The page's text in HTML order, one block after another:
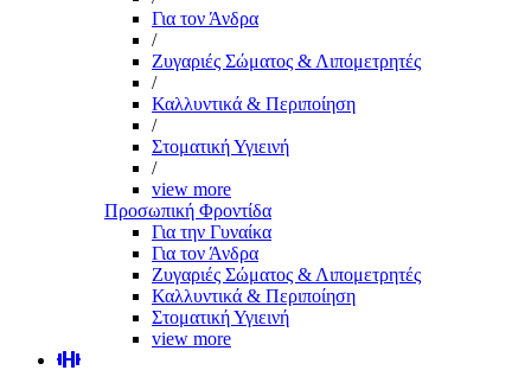
Για τον Άνδρα
/
Ζυγαριές Σώματος & Λιπομετρητές
/
Καλλυντικά & Περιποίηση
/
Στοματική Υγιεινή
/
view more
Προσωπική Φροντίδα
Για την Γυναίκα
Για τον Άνδρα
Ζυγαριές Σώματος & Λιπομετρητές
Καλλυντικά & Περιποίηση
Στοματική Υγιεινή
view more